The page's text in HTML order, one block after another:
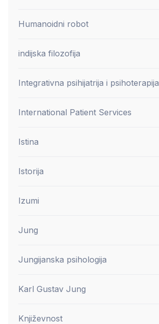
Humanoidni robot
indijska filozofija
Integrativna psihijatrija i psihoterapija
International Patient Services
Istina
Istorija
Izumi
Jung
Jungijanska psihologija
Karl Gustav Jung
Književnost